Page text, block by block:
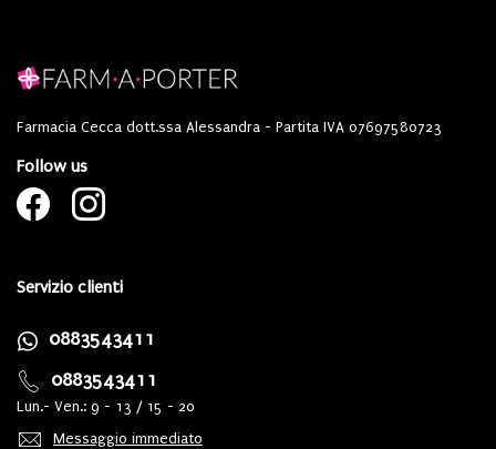
Farmacia Cecca dott.ssa Alessandra - Partita IVA 07697580723
Follow us
Servizio clienti
0883543411
0883543411
Lun.- Ven.: 9 - 13 / 15 - 20
Messaggio immediato